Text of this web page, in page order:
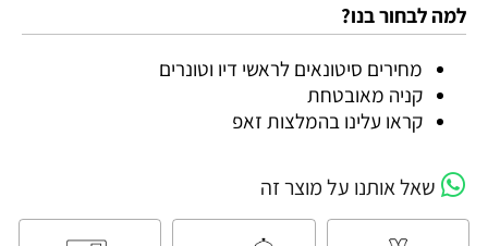
למה לבחור בנו?
מחירים סיטונאים לראשי דיו וטונרים
קניה מאובטחת
קראו עלינו בהמלצות זאפ
שאל אותנו על מוצר זה